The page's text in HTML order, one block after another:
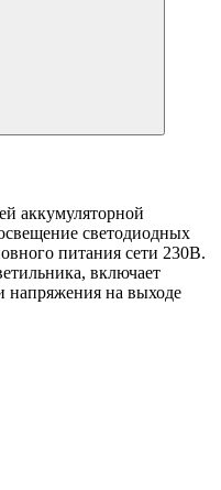
аккумуляторной
светодиодных
питания сети 230В.
включает
напряжения на выходе